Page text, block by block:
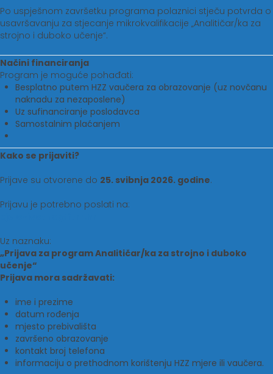
Po uspješnom završetku programa polaznici stječu potvrda o
usavršavanju za stjecanje mikrokvalifikacije „Analitičar/ka za
strojno i duboko učenje“.
Načini financiranja
Program je moguće pohađati:
Besplatno putem HZZ vaučera za obrazovanje (uz novčanu
naknadu za nezaposlene)
Uz sufinanciranje poslodavca
Samostalnim plaćanjem
Kako se prijaviti?
Prijave su otvorene do 25. svibnja 2026. godine.
Prijavu je potrebno poslati na:
Uz naznaku:
„Prijava za program Analitičar/ka za strojno i duboko
učenje“
Prijava mora sadržavati:
ime i prezime
datum rođenja
mjesto prebivališta
završeno obrazovanje
kontakt broj telefona
informaciju o prethodnom korištenju HZZ mjere ili vaučera.